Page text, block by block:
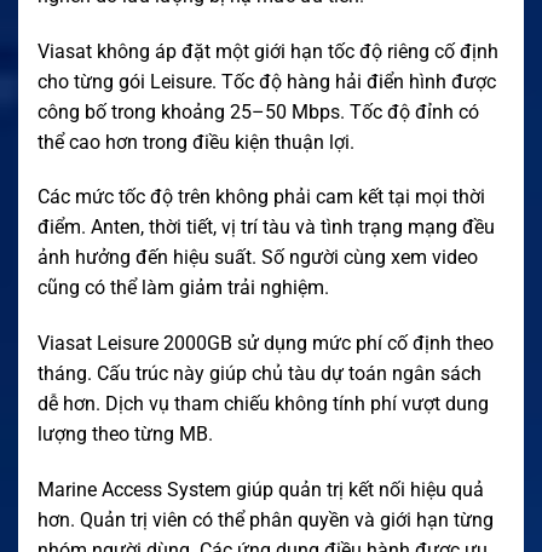
Viasat không áp đặt một giới hạn tốc độ riêng cố định
cho từng gói Leisure. Tốc độ hàng hải điển hình được
công bố trong khoảng 25–50 Mbps. Tốc độ đỉnh có
thể cao hơn trong điều kiện thuận lợi.
Các mức tốc độ trên không phải cam kết tại mọi thời
điểm. Anten, thời tiết, vị trí tàu và tình trạng mạng đều
ảnh hưởng đến hiệu suất. Số người cùng xem video
cũng có thể làm giảm trải nghiệm.
Viasat Leisure 2000GB sử dụng mức phí cố định theo
tháng. Cấu trúc này giúp chủ tàu dự toán ngân sách
dễ hơn. Dịch vụ tham chiếu không tính phí vượt dung
lượng theo từng MB.
Marine Access System giúp quản trị kết nối hiệu quả
hơn. Quản trị viên có thể phân quyền và giới hạn từng